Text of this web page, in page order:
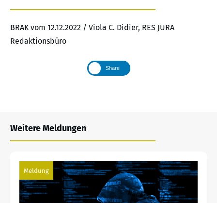
BRAK vom 12.12.2022 / Viola C. Didier, RES JURA
Redaktionsbüro
Share
Weitere Meldungen
Meldung